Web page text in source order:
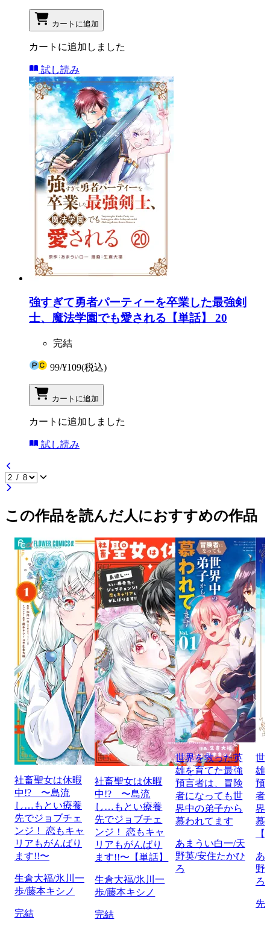
カートに追加
カートに追加しました
試し読み
強すぎて勇者パーティーを卒業した最強剣
士、魔法学園でも愛される【単話】 20
完結
99/¥109(税込)
カートに追加
カートに追加しました
試し読み
この作品を読んだ人におすすめの作品
社畜聖女は休暇
中!? 〜島流
し…もとい療養
先でジョブチェ
ンジ！ 恋もキャ
リアもがんばり
ます!!〜
生倉大福/氷川一
歩/藤本キシノ
完結
社畜聖女は休暇
中!? 〜島流
し…もとい療養
先でジョブチェ
ンジ！ 恋もキャ
リアもがんばり
ます!!〜【単話】
生倉大福/氷川一
歩/藤本キシノ
完結
世界を救った英
雄を育てた最強
預言者は、冒険
者になっても世
界中の弟子から
慕われてます
あまうい白一/天
野英/安住たかひ
ろ
世
雄
預
者
界
慕
あ
野
ろ
先